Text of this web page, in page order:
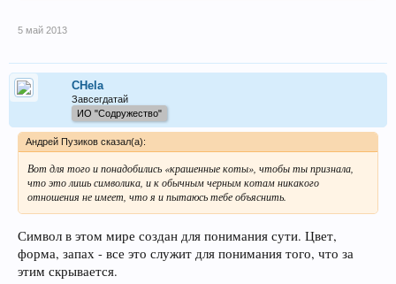
срок, так нужный для созидания. Но мало того, темные постоянно
5 май 2013
CHela
Завсегдатай
ИО "Содружество"
Андрей Пузиков сказал(а):
Вот для того и понадобились «крашенные коты», чтобы ты признала,
что это лишь символика, и к обычным черным котам никакого
отношения не имеет, что я и пытаюсь тебе объяснить.
Символ в этом мире создан для понимания сути. Цвет,
форма, запах - все это служит для понимания того, что за
этим скрывается.